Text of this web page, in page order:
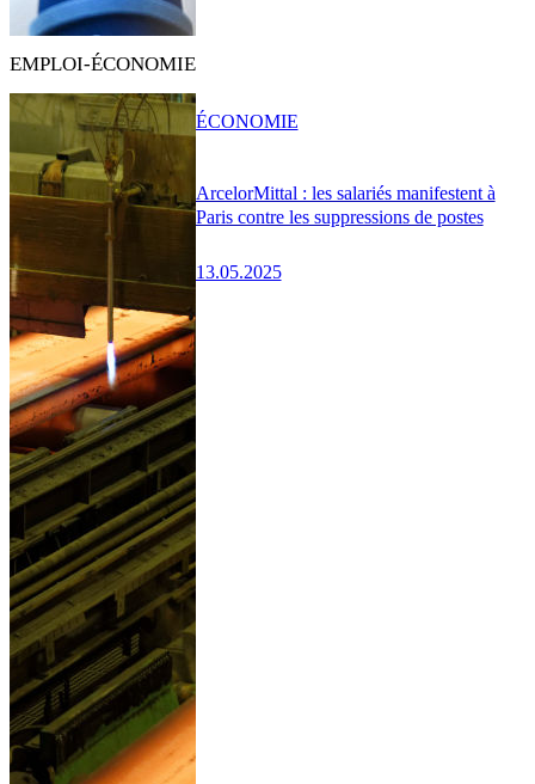
EMPLOI-ÉCONOMIE
ArcelorMittal : les salariés manifestent à
Paris contre les suppressions de postes
13.05.2025
ÉCONOMIE